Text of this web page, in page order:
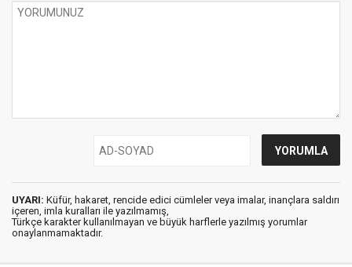
UYARI: Küfür, hakaret, rencide edici cümleler veya imalar, inançlara saldırı
içeren, imla kuralları ile yazılmamış,
Türkçe karakter kullanılmayan ve büyük harflerle yazılmış yorumlar
onaylanmamaktadır.